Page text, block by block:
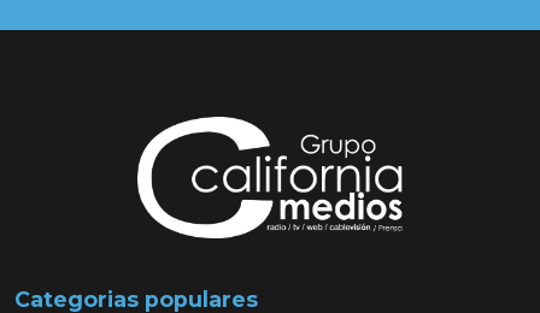
Categorias populares